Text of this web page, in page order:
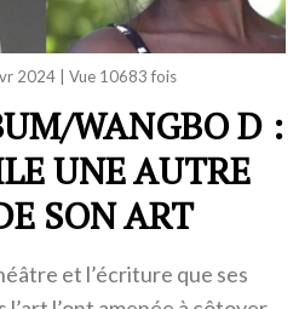
2024 Vue 10683 fois
WANGBO D :
UNE AUTRE
SON ART
et l’écriture que ses